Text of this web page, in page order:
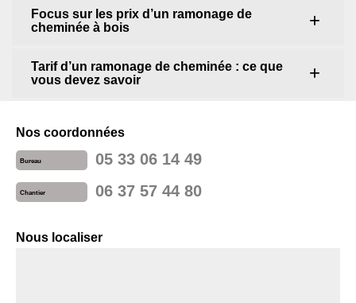
Focus sur les prix d’un ramonage de
cheminée à bois
Tarif d’un ramonage de cheminée : ce que
vous devez savoir
Nos coordonnées
Bureau 05 33 06 14 49
Chantier 06 37 57 44 80
Nous localiser